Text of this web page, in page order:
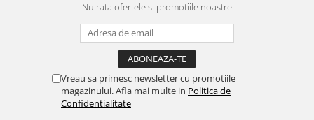
Nu rata ofertele si promotiile noastre
Vreau sa primesc newsletter cu promotiile
magazinului. Afla mai multe in Politica de
Confidentialitate